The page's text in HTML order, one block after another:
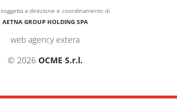
soggetta a direzione e coordinamento di
AETNA GROUP HOLDING SPA
web agency extera
© 2026 OCME S.r.l.